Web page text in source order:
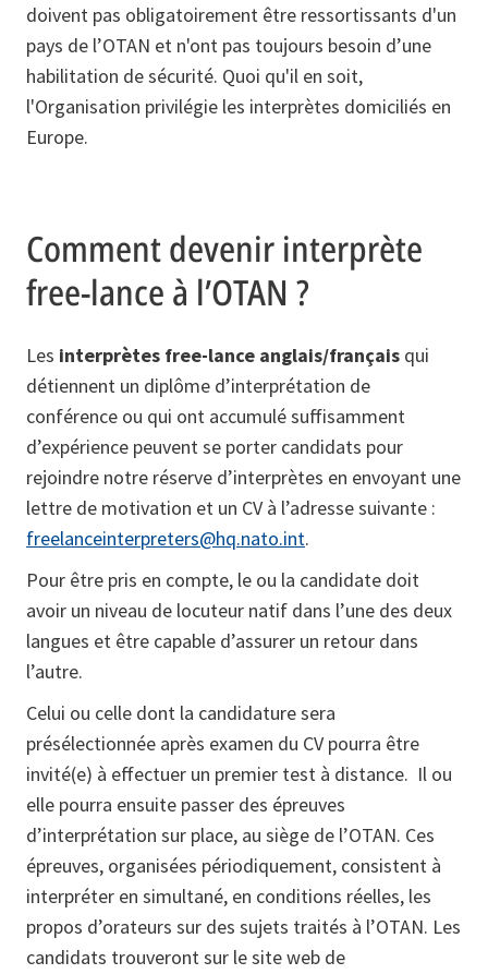
doivent pas obligatoirement être ressortissants d'un
pays de l’OTAN et n'ont pas toujours besoin d’une
habilitation de sécurité. Quoi qu'il en soit,
l'Organisation privilégie les interprètes domiciliés en
Europe.
Comment devenir interprète
free-lance à l’OTAN ?
Les interprètes free-lance anglais/français qui
détiennent un diplôme d’interprétation de
conférence ou qui ont accumulé suffisamment
d’expérience peuvent se porter candidats pour
rejoindre notre réserve d’interprètes en envoyant une
lettre de motivation et un CV à l’adresse suivante :
freelanceinterpreters@hq.nato.int.
Pour être pris en compte, le ou la candidate doit
avoir un niveau de locuteur natif dans l’une des deux
langues et être capable d’assurer un retour dans
l’autre.
Celui ou celle dont la candidature sera
présélectionnée après examen du CV pourra être
invité(e) à effectuer un premier test à distance. Il ou
elle pourra ensuite passer des épreuves
d’interprétation sur place, au siège de l’OTAN. Ces
épreuves, organisées périodiquement, consistent à
interpréter en simultané, en conditions réelles, les
propos d’orateurs sur des sujets traités à l’OTAN. Les
candidats trouveront sur le site web de